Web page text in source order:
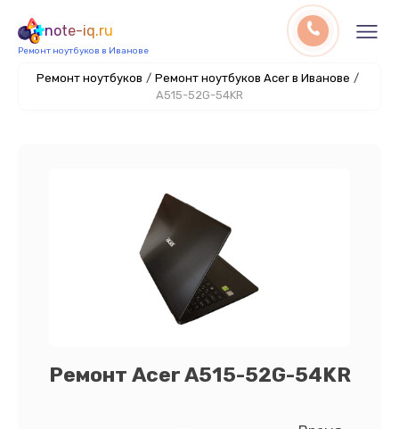
note-iq.ru
Ремонт ноутбуков в Иванове
Ремонт ноутбуков / Ремонт ноутбуков Acer в Иванове /
A515-52G-54KR
Ремонт Acer A515-52G-54KR